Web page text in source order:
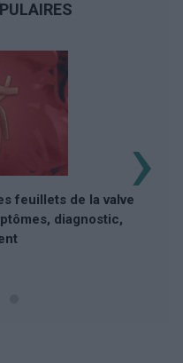
feuillets de la valve
diagnostic,
›